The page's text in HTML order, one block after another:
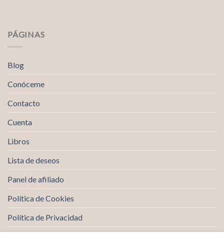
PÁGINAS
Blog
Conóceme
Contacto
Cuenta
Libros
Lista de deseos
Panel de afiliado
Política de Cookies
Política de Privacidad